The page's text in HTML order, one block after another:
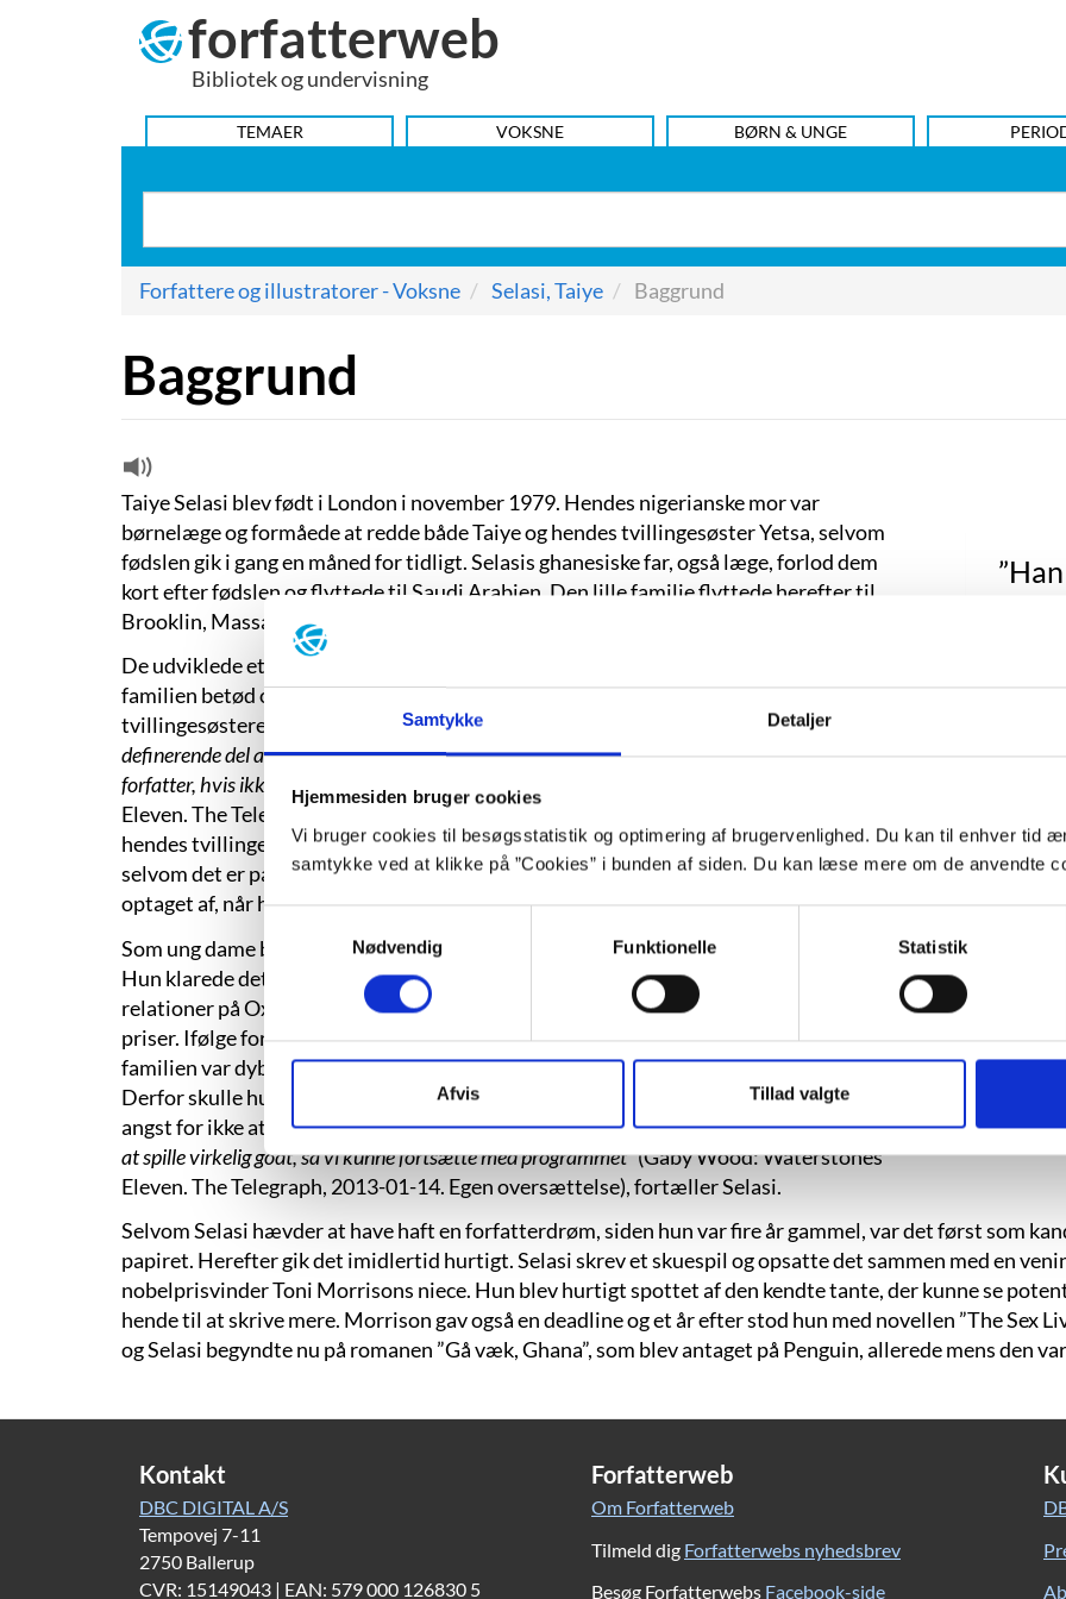
Samtykke Detaljer
Hjemmesiden bruger cookies
Vi bruger cookies til besøgsstatistik og optimering af brugervenlighed. Du kan til enhver tid
samtykke ved at klikke på ”Cookies” i bunden af siden. Du kan læse mere om de anvendte
Nødvendig
Funktionelle Statistik
Afvis Tillad valgte
forfatterweb
Bibliotek og undervisning
HOVEDMENU
TEMAER VOKSNE BØRN & UNGE
Forfattere og illustratorer - Voksne Selasi, Taiye Baggrund
Baggrund
et
Taiye Selasi blev født i London i november 1979. Hendes nigerianske mor var
børnelæge og formåede at redde både Taiye og hendes tvillingesøster Yetsa, selvom
fødslen gik i gang en måned for tidligt. Selasis ghanesiske far, også læge, forlod dem
kort efter fødslen og flyttede til Saudi Arabien. Den lille familie flyttede herefter til
Brooklin, Massachusetts, hvor Selasi gik i skole og på gymnasium.
De udviklede et stærkt bånd de tre kvinder imellem, og Selasi forklarer selv, hvordan
familien betød og stadig betyder alt for hende, og navnlig hvor vigtigt forholdet til
tvillingesøsteren altid har været:”At være tvilling, og at være min søsters tvilling, er en så
definerende del af mit liv, at jeg ikke ville vide, hvordan jeg skulle være mig selv, inklusiv som
forfatter, hvis ikke det på en eller anden måde stod i centrum.”
Eleven. The Telegraph, 2013-01-14. Egen oversættelse). Ifølge Selasi kan hun og
hendes tvillingesøster føle og mærke, præcis hvad den anden føler og mærker – også
selvom det er på den anden side af jorden. Det er også et tema, Selasi er meget
optaget af, når hun skriver.
Som ung dame begyndte Selasi på Yale, hvor hun fik en bachelor i amerikanske studier.
Hun klarede det med bravour og begyndte derpå en kandidatgrad i internationale
relationer på Oxford. Selasi var en mønsterelev, hun fik gode karakterer og vandt
priser. Ifølge forfatteren var det imidlertid ikke så meget af lyst som af nød, eftersom
familien var dybt afhængig af dydsstipendier for at kunne betale hendes uddannelse.
Derfor skulle hun altid præstere i top – og derfor er hun blevet opfostret med en
angst for ikke at gøre det godt nok.”Vi blev altid nødt til at gå ud på en virkelig stor scene og
at spille virkelig godt, så vi kunne fortsætte med programmet”(Gaby Wood: Waterstones
Eleven. The Telegraph, 2013-01-14. Egen oversættelse), fortæller Selasi.
Selvom Selasi hævder at have haft en forfatterdrøm, siden hun var fire år gammel, var det først som
papiret. Herefter gik det imidlertid hurtigt. Selasi skrev et skuespil og opsatte det sammen med en
nobelprisvinder Toni Morrisons niece. Hun blev hurtigt spottet af den kendte tante, der kunne se
hende til at skrive mere. Morrison gav også en deadline og et år efter stod hun med novellen ”The Sex
og Selasi begyndte nu på romanen ”Gå væk, Ghana”, som blev antaget på Penguin, allerede mens den
Kontakt
DBC DIGITAL A/S
Tempovej 7-11
2750 Ballerup
CVR: 15149043 | EAN: 579 000 126830 5
Forfatterweb
Om Forfatterweb
Tilmeld dig Forfatterwebs nyhedsbrev
Besøg Forfatterwebs Facebook-side